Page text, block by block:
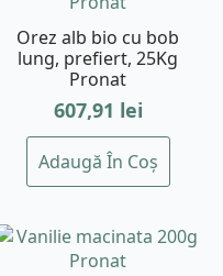
Orez alb bio cu bob
lung, prefiert, 25Kg
Pronat
607,91 lei
Adaugă În Coș